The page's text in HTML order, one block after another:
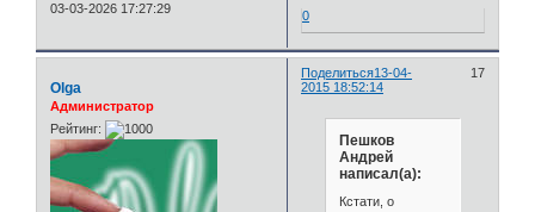
03-03-2026 17:27:29
0
Поделиться 17
13-04-
2015 18:52:14
Olga
Администратор
Рейтинг:
Пешков
Андрей
написал(а):
Кстати, о